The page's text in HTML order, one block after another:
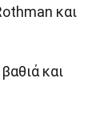
και
και